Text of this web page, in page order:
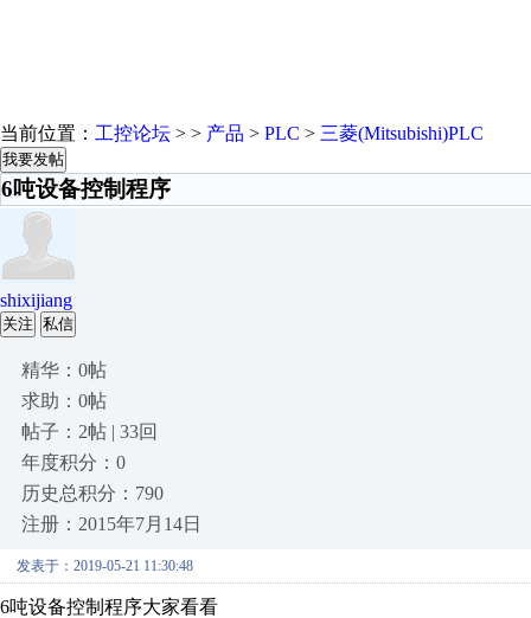
当前位置： 工控论坛 > > 产品 > PLC > 三菱(Mitsubishi)PLC
我要发帖
6吨设备控制程序
shixijiang
关注 私信
精华：0帖
求助：0帖
帖子：2帖 | 33回
年度积分：0
历史总积分：790
注册：2015年7月14日
发表于：2019-05-21 11:30:48
6吨设备控制程序大家看看